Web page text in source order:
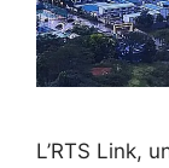
L’RTS Link,